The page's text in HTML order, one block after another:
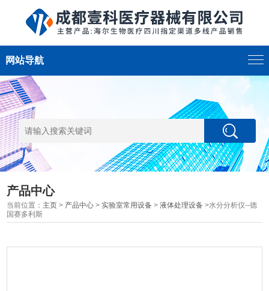
网站导航
产品中心
当前位置： 主页 > 产品中心 >实验室常用设备 >液体处理设备 >水分分析仪--德
国赛多利斯